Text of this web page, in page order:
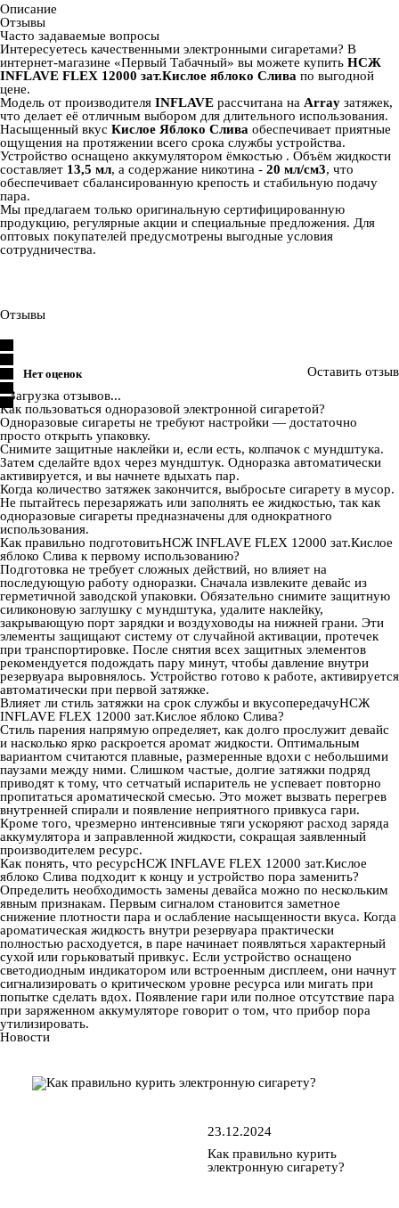
Описание
Отзывы
Часто задаваемые вопросы
Интересуетесь качественными электронными сигаретами? В
интернет‑магазине «Первый Табачный» вы можете купить НСЖ
INFLAVE FLEX 12000 зат.Кислое яблоко Слива по выгодной
цене.
Модель от производителя INFLAVE рассчитана на Array затяжек,
что делает её отличным выбором для длительного использования.
Насыщенный вкус Кислое Яблоко Слива обеспечивает приятные
ощущения на протяжении всего срока службы устройства.
Устройство оснащено аккумулятором ёмкостью . Объём жидкости
составляет 13,5 мл, а содержание никотина - 20 мл/см3, что
обеспечивает сбалансированную крепость и стабильную подачу
пара.
Мы предлагаем только оригинальную сертифицированную
продукцию, регулярные акции и специальные предложения. Для
оптовых покупателей предусмотрены выгодные условия
сотрудничества.
Отзывы
Нет оценок
Оставить отзыв
Загрузка отзывов...
Как пользоваться одноразовой электронной сигаретой?
Одноразовые сигареты не требуют настройки — достаточно
просто открыть упаковку.
Снимите защитные наклейки и, если есть, колпачок с мундштука.
Затем сделайте вдох через мундштук. Одноразка автоматически
активируется, и вы начнете вдыхать пар.
Когда количество затяжек закончится, выбросьте сигарету в мусор.
Не пытайтесь перезаряжать или заполнять ее жидкостью, так как
одноразовые сигареты предназначены для однократного
использования.
Как правильно подготовитьНСЖ INFLAVE FLEX 12000 зат.Кислое
яблоко Слива к первому использованию?
Подготовка не требует сложных действий, но влияет на
последующую работу одноразки. Сначала извлеките девайс из
герметичной заводской упаковки. Обязательно снимите защитную
силиконовую заглушку с мундштука, удалите наклейку,
закрывающую порт зарядки и воздуховоды на нижней грани. Эти
элементы защищают систему от случайной активации, протечек
при транспортировке. После снятия всех защитных элементов
рекомендуется подождать пару минут, чтобы давление внутри
резервуара выровнялось. Устройство готово к работе, активируется
автоматически при первой затяжке.
Влияет ли стиль затяжки на срок службы и вкусопередачуНСЖ
INFLAVE FLEX 12000 зат.Кислое яблоко Слива?
Стиль парения напрямую определяет, как долго прослужит девайс
и насколько ярко раскроется аромат жидкости. Оптимальным
вариантом считаются плавные, размеренные вдохи с небольшими
паузами между ними. Слишком частые, долгие затяжки подряд
приводят к тому, что сетчатый испаритель не успевает повторно
пропитаться ароматической смесью. Это может вызвать перегрев
внутренней спирали и появление неприятного привкуса гари.
Кроме того, чрезмерно интенсивные тяги ускоряют расход заряда
аккумулятора и заправленной жидкости, сокращая заявленный
производителем ресурс.
Как понять, что ресурсНСЖ INFLAVE FLEX 12000 зат.Кислое
яблоко Слива подходит к концу и устройство пора заменить?
Определить необходимость замены девайса можно по нескольким
явным признакам. Первым сигналом становится заметное
снижение плотности пара и ослабление насыщенности вкуса. Когда
ароматическая жидкость внутри резервуара практически
полностью расходуется, в паре начинает появляться характерный
сухой или горьковатый привкус. Если устройство оснащено
светодиодным индикатором или встроенным дисплеем, они начнут
сигнализировать о критическом уровне ресурса или мигать при
попытке сделать вдох. Появление гари или полное отсутствие пара
при заряженном аккумуляторе говорит о том, что прибор пора
утилизировать.
Новости
23.12.2024
Как правильно курить
электронную сигарету?